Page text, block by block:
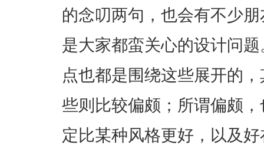
的念叨两句，也会有不少
是大家都蛮关心的设计问
点也都是围绕这些展开的
些则比较偏颇；所谓偏颇
定比某种风格更好，以及